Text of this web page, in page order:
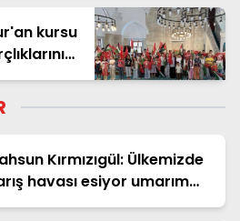
kursu
Kırmızıgül: Ülkemizde
havası esiyor umarım
olur, umarım yapıcı olur